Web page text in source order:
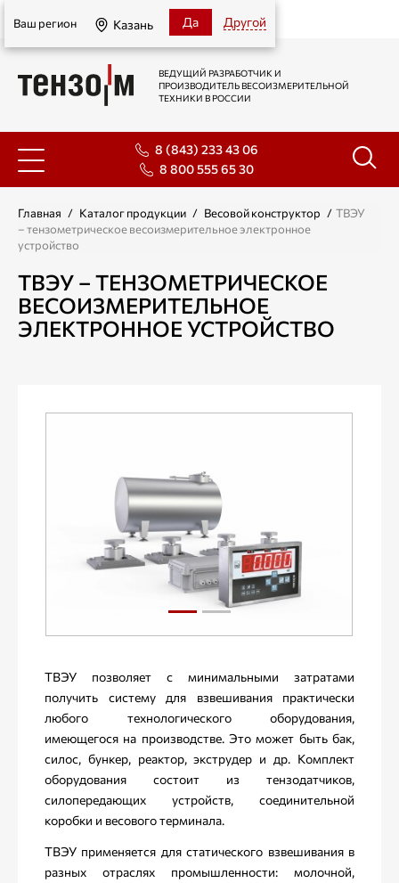
Казань
Ваш регион Казань Да Другой
ВЕДУЩИЙ РАЗРАБОТЧИК И
ПРОИЗВОДИТЕЛЬ ВЕСОИЗМЕРИТЕЛЬНОЙ
ТЕХНИКИ В РОССИИ
8 (843) 233 43 06
8 800 555 65 30
Главная / Каталог продукции / Весовой конструктор / ТВЭУ
– тензометрическое весоизмерительное электронное
устройство
ТВЭУ – ТЕНЗОМЕТРИЧЕСКОЕ
ВЕСОИЗМЕРИТЕЛЬНОЕ
ЭЛЕКТРОННОЕ УСТРОЙСТВО
ТВЭУ позволяет с минимальными затратами
получить систему для взвешивания практически
любого технологического оборудования,
имеющегося на производстве. Это может быть бак,
силос, бункер, реактор, экструдер и др. Комплект
оборудования состоит из тензодатчиков,
силопередающих устройств, соединительной
коробки и весового терминала.
ТВЭУ применяется для статического взвешивания в
разных отраслях промышленности: молочной,